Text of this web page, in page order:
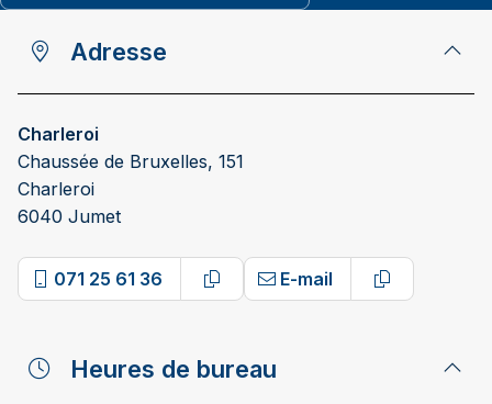
Adresse
Charleroi
Chaussée de Bruxelles, 151
Charleroi
6040 Jumet
071 25 61 36
Copy phone number
E-mail
Copy email
Heures de bureau